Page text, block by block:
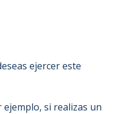
ejercer este
si realizas un